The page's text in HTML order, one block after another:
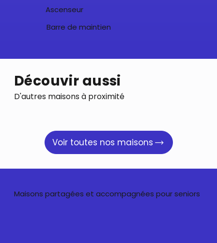
Ascenseur
Barre de maintien
Découvir aussi
D'autres maisons à proximité
Voir toutes nos maisons
Maisons partagées et accompagnées pour seniors